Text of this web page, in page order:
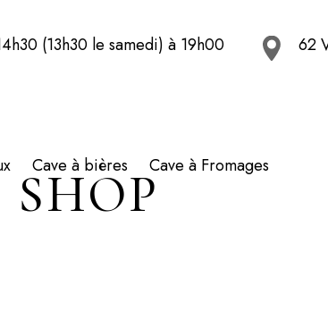
(13h30 le samedi) à 19h00 62
Cave à bières Cave à Fromages
SHOP